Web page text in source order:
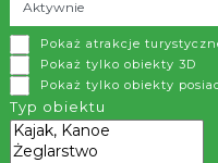
Pokaż atrakcje
Pokaż tylko obiekty 3D
Pokaż tylko obiekty
Typ obiektu
Trasy narciarstwa
Istebna
Kubalonka (761 m n.p.m.)
w Beskidzie Śląskim,
Skrzycznego od pasma